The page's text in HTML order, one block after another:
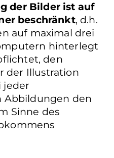
der Bilder ist auf
beschränkt, d.h.
auf maximal drei
hinterlegt
den
der Illustration
jeder
Abbildungen den
Sinne des